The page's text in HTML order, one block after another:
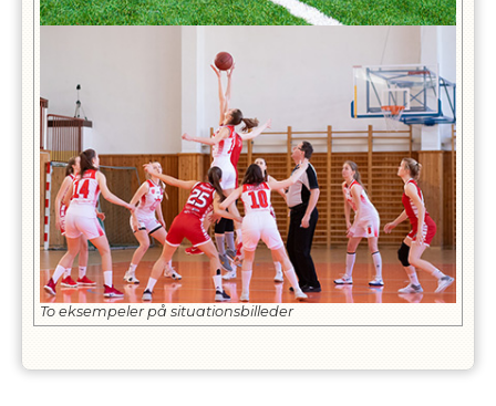
To eksempeler på situationsbilleder